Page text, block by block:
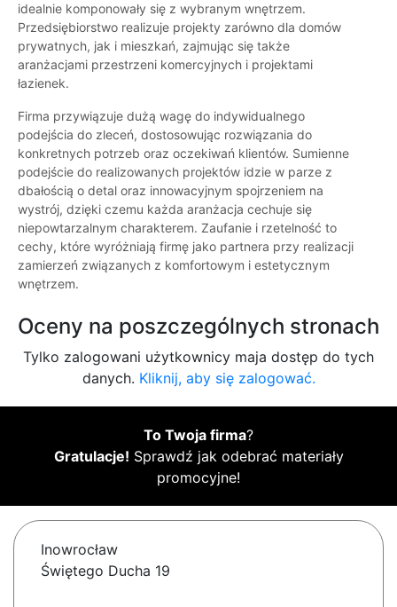
idealnie komponowały się z wybranym wnętrzem.
Przedsiębiorstwo realizuje projekty zarówno dla domów
prywatnych, jak i mieszkań, zajmując się także
aranżacjami przestrzeni komercyjnych i projektami
łazienek.
Firma przywiązuje dużą wagę do indywidualnego
podejścia do zleceń, dostosowując rozwiązania do
konkretnych potrzeb oraz oczekiwań klientów. Sumienne
podejście do realizowanych projektów idzie w parze z
dbałością o detal oraz innowacyjnym spojrzeniem na
wystrój, dzięki czemu każda aranżacja cechuje się
niepowtarzalnym charakterem. Zaufanie i rzetelność to
cechy, które wyróżniają firmę jako partnera przy realizacji
zamierzeń związanych z komfortowym i estetycznym
wnętrzem.
Oceny na poszczególnych stronach
Tylko zalogowani użytkownicy maja dostęp do tych
danych. Kliknij, aby się zalogować.
To Twoja firma?
Gratulacje! Sprawdź jak odebrać materiały
promocyjne!
Inowrocław
Świętego Ducha 19